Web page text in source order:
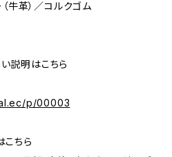
（牛革）／コルクゴム
説明はこちら
p/00003
ちら